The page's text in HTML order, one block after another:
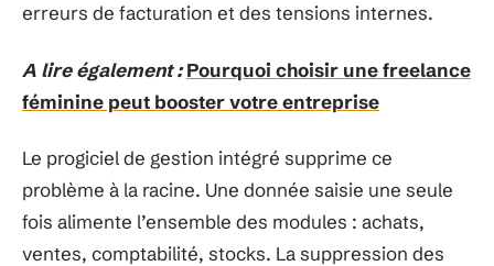
erreurs de facturation et des tensions internes.
A lire également : Pourquoi choisir une freelance
féminine peut booster votre entreprise
Le progiciel de gestion intégré supprime ce
problème à la racine. Une donnée saisie une seule
fois alimente l’ensemble des modules : achats,
ventes, comptabilité, stocks. La suppression des